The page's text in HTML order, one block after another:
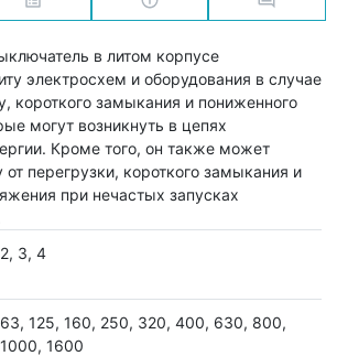
в литом корпусе
электросхем и оборудования в случае
короткого замыкания и пониженного
могут возникнуть в цепях
Кроме того, он также может
от перегрузки, короткого замыкания и
при нечастых запусках
2, 3, 4
63, 125, 160, 250, 320, 400, 630, 800,
1000, 1600